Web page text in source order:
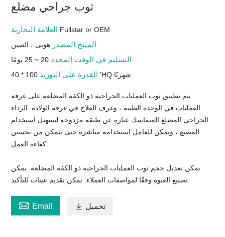
ثوب جراحي مضلع
Fullstar or OEM
المنتج المصدر هوبى ، الصين
التسليم في الوقت المحدد 20 ~ 25 يومًا
القدرة على التوريد 100 * 40 'HQ شهريًا
يتم تطبيق ثوب العمليات الجراحية ذو الكفة المضلعة على غرفة
العمليات في الوحدة الطبية ، وغرف العلاج في غرفة الولادة. الرداء
الجراحي المضلع المتماسك عبارة عن طبقة مزدوجة لتسهيل استخدام
المصنع ، ويمكن للعامل استخدامه مباشرة حتى يتمكن من تحسين
يمكن تعديل حجم ثوب العمليات الجراحية ذو الكفة المضلعة. يمكن
 Email  تحميل